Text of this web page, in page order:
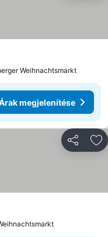
Weihnachtsmarkt
megjelenítése